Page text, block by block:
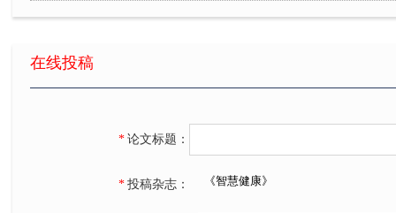
临床心理护理对急诊骨外伤患者治疗效果评价
在线投稿
* 论文标题：
* 投稿杂志： 《智慧健康》